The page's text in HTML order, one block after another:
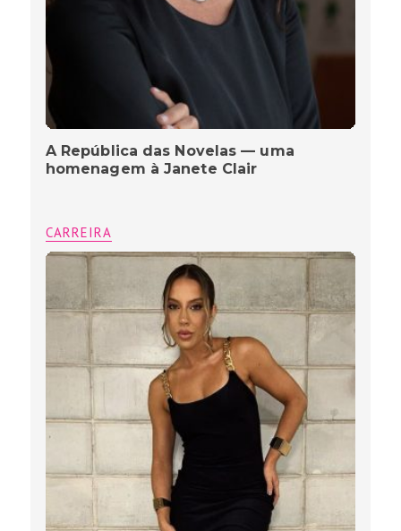
A República das Novelas — uma
homenagem à Janete Clair
CARREIRA